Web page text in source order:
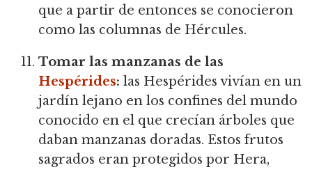
que a partir de entonces se conocieron
como las columnas de Hércules.
Tomar las manzanas de las
Hespérides: las Hespérides vivían en un
jardín lejano en los confines del mundo
conocido en el que crecían árboles que
daban manzanas doradas. Estos frutos
sagrados eran protegidos por Hera,